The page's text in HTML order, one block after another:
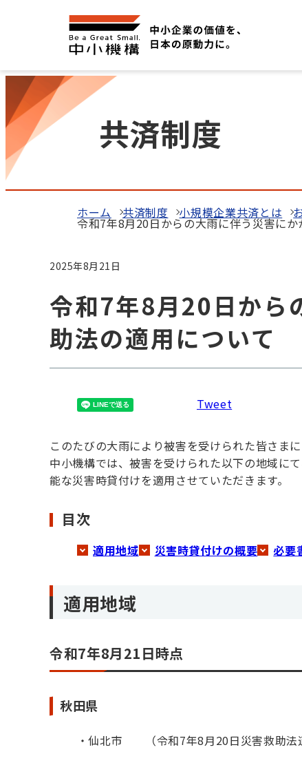
共済制度
ホーム 共済制度 小規模企業共済とは
令和7年8月20日からの大雨に伴う災害に
2025年8月21日
令和7年8月20日から
助法の適用について
Tweet
このたびの大雨により被害を受けられた皆さま
中小機構では、被害を受けられた以下の地域に
能な災害時貸付けを適用させていただきます。
目次
適用地域 災害時貸付けの概要 必要
適用地域
令和7年8月21日時点
秋田県
仙北市 （令和7年8⽉20⽇災害救助法